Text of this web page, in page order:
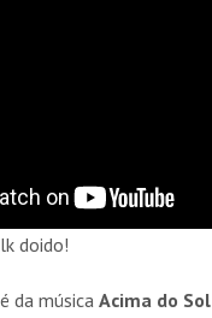
doido!
da músicaAcima do Sol